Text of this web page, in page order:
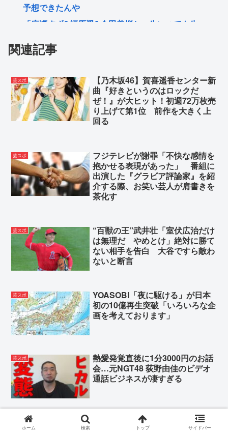
予想できたんや
「広瀬すず&福原遥&今田美桜と一生いつでも生
広島に比べて長崎の原爆さんって影薄いよな
んだけど、どうしたらいい？
発達チー牛🐮「まんさんってJDくらいになるとみん
な同じ見た目になるよねw」⬅批判殺到
関連記事
芸スポ
【乃木坂46】賀喜遥香センター新
曲『好きというのはロックだ
ぜ！』が大ヒット！初週72万枚売
り上げて第1位 前作を大きく上
回る
芸スポ
フジテレビが謝罪「不快な感情を
抱かせる表現があった」 番組に
出演した『グラビア評論家』を紹
介する際、お笑い芸人が肩書きを
茶化す
芸スポ
“百獣の王”武井壮「室伏広治だけ
は無理だ やめとけ」絶対に勝て
ない相手を告白 大谷ですら敵わ
ないと断言
芸スポ
YOASOBI「夜に駆ける」が日本
初の10億再生突破「いろいろな企
画を考えております」
芸スポ
熱愛発覚直後に1分3000円のお話
会…元NGT48 荻野由佳のビデオ
通話ビジネスが凄すぎる
芸スポ
渡辺直美 日本で１３年ぶり単独
コントライブ開催 米仕込み「い
ホーム 検索 トップ サイドバー